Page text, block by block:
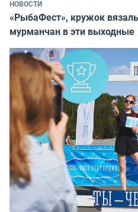
НОВОСТИ
«РыбаФест», кружок
мурманчан в эти выходные